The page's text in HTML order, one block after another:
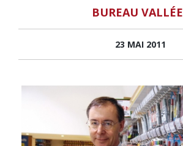
BUREAU VALLÉE
23 MAI 2011